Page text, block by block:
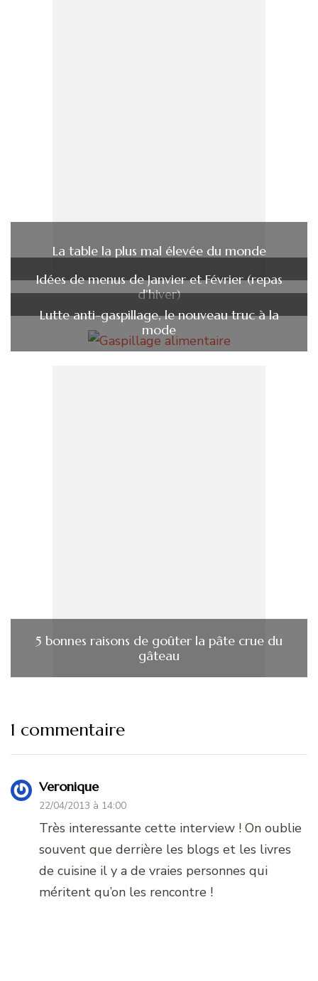
La table la plus mal élevée du monde
Idées de menus de Janvier et Février (repas
d’hiver)
Lutte anti-gaspillage, le nouveau truc à la
mode
5 bonnes raisons de goûter la pâte crue du
gâteau
1 commentaire
Veronique
22/04/2013 à 14:00
Très interessante cette interview ! On oublie
souvent que derrière les blogs et les livres
de cuisine il y a de vraies personnes qui
méritent qu’on les rencontre !